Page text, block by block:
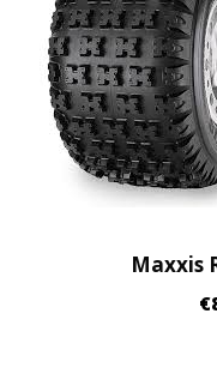
Maxxis
€